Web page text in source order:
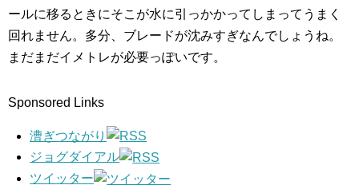
ールに移るときにそこが水に引っかかってしまってうまく
回れません。多分、ブレードが沈みすぎなんでしょうね。
まだまだイメトレが必要っぽいです。
Sponsored Links
漕ぎつながり
ジョグダイアル
ツイッター